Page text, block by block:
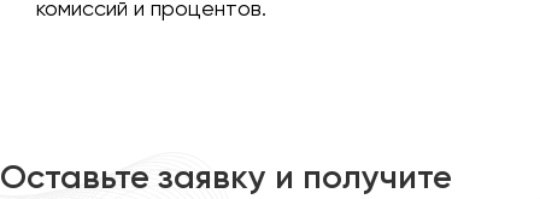
комиссий и процентов.
Оставьте заявку и получите